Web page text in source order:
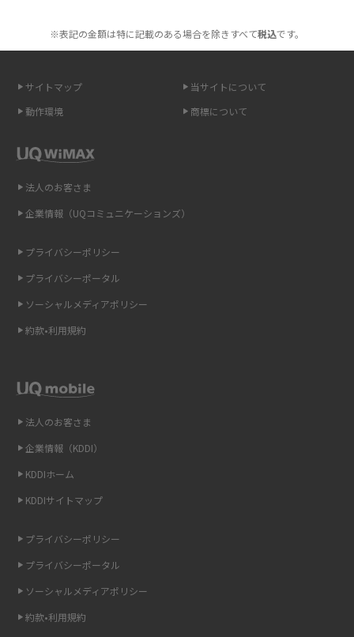
2015年12月(8)
2015年10月(8)
2015年8月(7)
2015年7月(9)
2015年6月(8)
2015年3月(9)
2015年2月(7)
2014年12月(8)
2014年11月(8)
2014年10月(9)
2014年9月(9)
2014年8月(7)
2014年7月(9)
2014年6月(7)
2014年5月(7)
2014年4月(9)
無制限で利用できるポケット型Wi-Fiは？選び方や通信費を抑える方法も紹
ポケット型Wi-Fi（モバイルWi-Fi）とは？おススメする方の特徴や選び方を
即日受け取りできるポケット型Wi-Fiはある？すぐに使うための方法や注意
ONU（光回線終端装置）とは？モデム・ルーター・ホームゲートウェイと
ギガバイト（GB）とは？1GBの目安やギガが足りない時の対処法を紹介
Wi-Fi 6とは？Wi-Fi 5との違いやメリットと注意点、規格の種類も解説
Wi-Fiを自宅に設置する方法は？必要なことやポイントも紹介
光ファイバーとは？仕組みやメリット・デメリットを初心者向けにわかり
やすく解説
を解説
6Gとはどんな通信技術？Beyond 5Gや実用化の課題などを解説
方法を解説
※表記の金額は特に記載のある場合を除きすべて税込です。
サイトマップ
当サイトについて
動作環境
商標について
法人のお客さま
企業情報（KDDI）
KDDIホーム
KDDIサイトマップ
プライバシーポリシー
プライバシーポータル
ソーシャルメディアポリシー
約款•利用規約
法人のお客さま
企業情報（UQコミュニケーションズ）
プライバシーポリシー
プライバシーポータル
ソーシャルメディアポリシー
約款•利用規約